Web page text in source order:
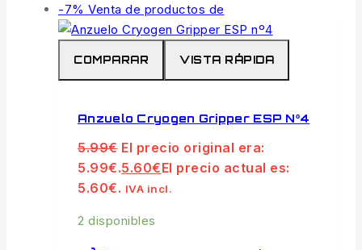
-7% Venta de productos de
COMPARAR VISTA RÁPIDA
Anzuelo Cryogen Gripper ESP Nº4
5.99€ El precio original era:
5.99€.5.60€El precio actual es:
5.60€. IVA incl.
2 disponibles